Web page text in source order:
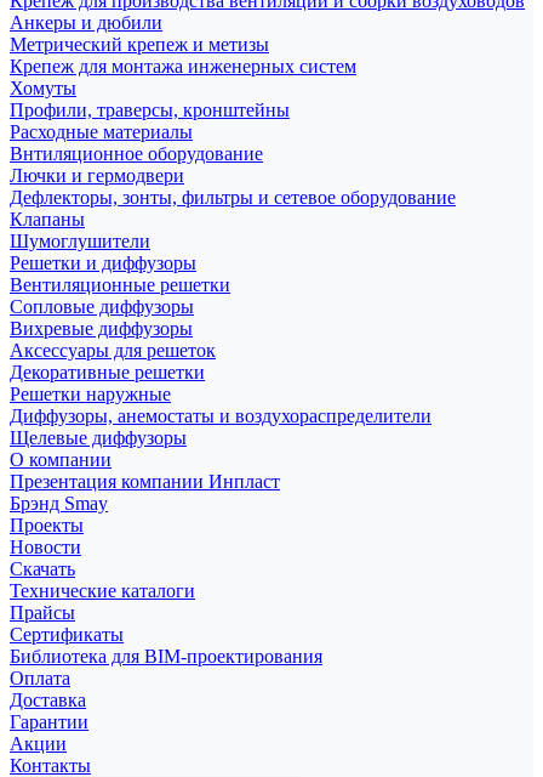
Анкеры и дюбили
Метрический крепеж и метизы
Крепеж для монтажа инженерных систем
Хомуты
Профили, траверсы, кронштейны
Расходные материалы
Внтиляционное оборудование
Лючки и гермодвери
Дефлекторы, зонты, фильтры и сетевое оборудование
Клапаны
Шумоглушители
Решетки и диффузоры
Вентиляционные решетки
Сопловые диффузоры
Вихревые диффузоры
Аксессуары для решеток
Декоративные решетки
Решетки наружные
Диффузоры, анемостаты и воздухораспределители
Щелевые диффузоры
О компании
Презентация компании Инпласт
Брэнд Smay
Проекты
Новости
Скачать
Технические каталоги
Прайсы
Сертификаты
Библиотека для BIM-проектирования
Оплата
Доставка
Гарантии
Акции
Контакты